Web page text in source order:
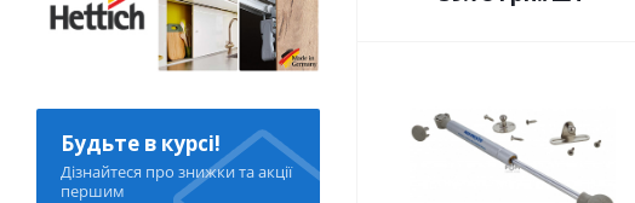
Будьте в курсі!
Дізнайтеся про знижки та акції
першим